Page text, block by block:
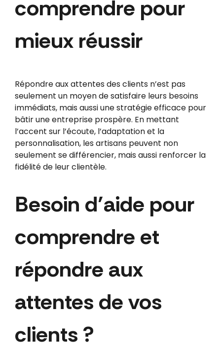
comprendre pour
mieux réussir
Répondre aux attentes des clients n’est pas
seulement un moyen de satisfaire leurs besoins
immédiats, mais aussi une stratégie efficace pour
bâtir une entreprise prospère. En mettant
l’accent sur l’écoute, l’adaptation et la
personnalisation, les artisans peuvent non
seulement se différencier, mais aussi renforcer la
fidélité de leur clientèle.
Besoin d’aide pour
comprendre et
répondre aux
attentes de vos
clients ?